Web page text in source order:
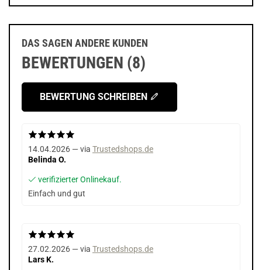
DAS SAGEN ANDERE KUNDEN
BEWERTUNGEN (8)
BEWERTUNG SCHREIBEN
14.04.2026 — via Trustedshops.de
Belinda O.
verifizierter Onlinekauf.
Einfach und gut
27.02.2026 — via Trustedshops.de
Lars K.